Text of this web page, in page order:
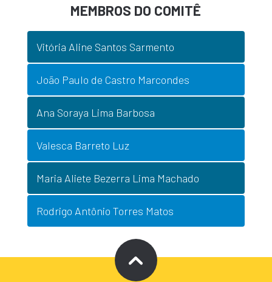
MEMBROS DO COMITÊ
Vitória Aline Santos Sarmento
João Paulo de Castro Marcondes
Ana Soraya Lima Barbosa
Valesca Barreto Luz
Maria Aliete Bezerra Lima Machado
Rodrigo Antônio Torres Matos